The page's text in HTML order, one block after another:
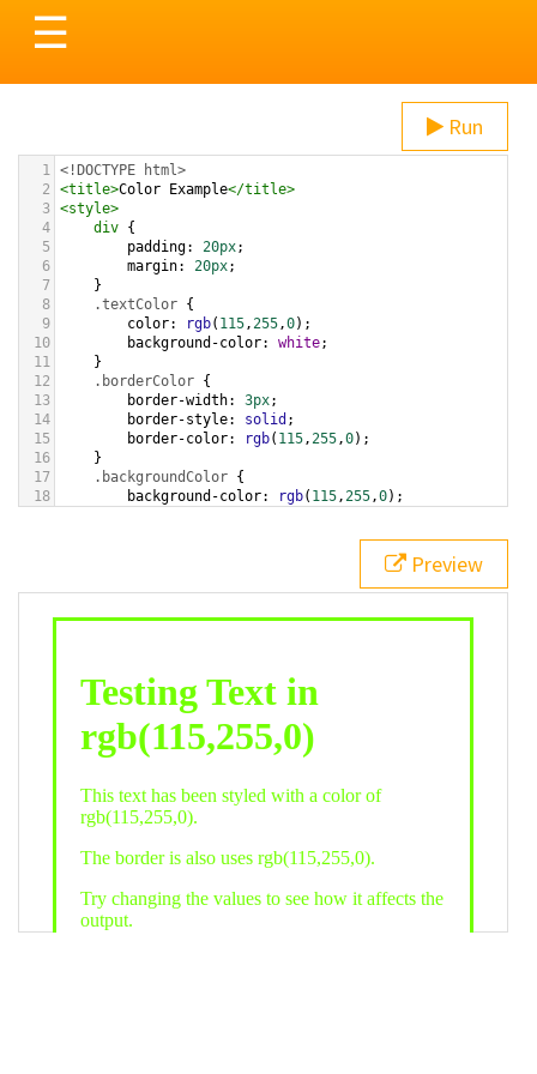
Toggle
navigation
☰
Run
1 <!DOCTYPE html>
2
<title>Color Example</title>
3 <style>
4
div {
5
padding: 20px;
6
margin: 20px;
7
}
8
.textColor {
9
color: rgb( 115,255,0);
10
background-color: white;
11
}
12
.borderColor {
13
border-width: 3px;
14
border-style: solid ;
15
border-color: rgb( 115,255,0);
16
}
17
.backgroundColor {
18
background-color: rgb( 115,255,0);
bottom ,
white, rgb(115,255,0));
div class="textColor borderColor"
< h1>Testing Text in rgb(115,255,0)
Preview